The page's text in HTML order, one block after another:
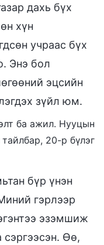
дахь бүх
хүн
учраас бүх
Энэ бол
эцсийн
зүйл юм.
ба ажил. Нууцын
20-р бүлэг
бүр үнэн
гэрлээр
эзэмшиж
Өө,